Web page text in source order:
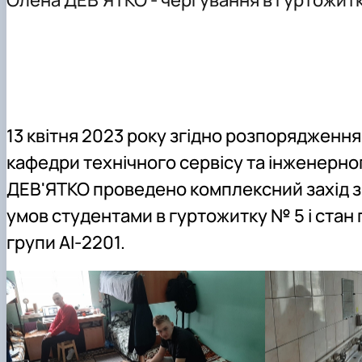
Події
Обгрунтування методів діагностування і
13 квітня 2023 року згідно
кафедри технічного сервісу та
ДЕВ'ЯТКО проведено комплексний захід
умов студентами в гуртожитку № 5 і стан
групи АІ-2201.